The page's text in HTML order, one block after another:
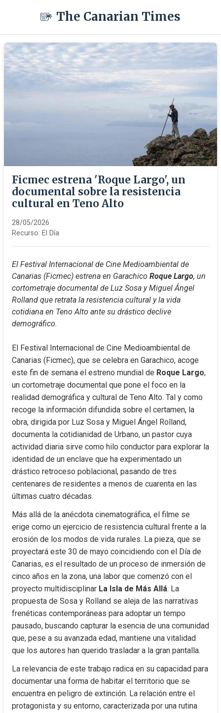
The Canarian Times
Ficmec estrena 'Roque Largo', un
documental sobre la resistencia
cultural en Teno Alto
28/05/2026
Recurso: El Día
El Festival Internacional de Cine Medioambiental de
Canarias (Ficmec) estrena en Garachico Roque Largo, un
cortometraje documental de Luz Sosa y Miguel Ángel
Rolland que retrata la resistencia cultural y la vida
cotidiana en Teno Alto ante su drástico declive
demográfico.
El Festival Internacional de Cine Medioambiental de
Canarias (Ficmec), que se celebra en Garachico, acoge
este fin de semana el estreno mundial de Roque Largo,
un cortometraje documental que pone el foco en la
realidad demográfica y cultural de Teno Alto. Tal y como
recoge la información difundida sobre el certamen, la
obra, dirigida por Luz Sosa y Miguel Ángel Rolland,
documenta la cotidianidad de Urbano, un pastor cuya
actividad diaria sirve como hilo conductor para explorar la
identidad de un enclave que ha experimentado un
drástico retroceso poblacional, pasando de tres
centenares de residentes a menos de cuarenta en las
últimas cuatro décadas.
Más allá de la anécdota cinematográfica, el filme se
erige como un ejercicio de resistencia cultural frente a la
erosión de los modos de vida rurales. La pieza, que se
proyectará este 30 de mayo coincidiendo con el Día de
Canarias, es el resultado de un proceso de inmersión de
cinco años en la zona, una labor que comenzó con el
proyecto multidisciplinar La Isla de Más Allá. La
propuesta de Sosa y Rolland se aleja de las narrativas
frenéticas contemporáneas para adoptar un tempo
pausado, buscando capturar la esencia de una comunidad
que, pese a su avanzada edad, mantiene una vitalidad
que los autores han querido trasladar a la gran pantalla.
La relevancia de este trabajo radica en su capacidad para
documentar una forma de habitar el territorio que se
encuentra en peligro de extinción. La relación entre el
protagonista y su entorno, caracterizada por una rutina